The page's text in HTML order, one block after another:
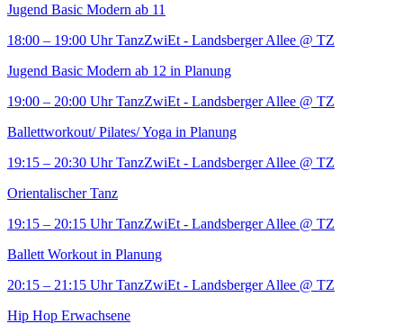
Jugend Basic Modern ab 11
18:00 – 19:00 Uhr TanzZwiEt - Landsberger Allee @ TZ
Jugend Basic Modern ab 12 in Planung
19:00 – 20:00 Uhr TanzZwiEt - Landsberger Allee @ TZ
Ballettworkout/ Pilates/ Yoga in Planung
19:15 – 20:30 Uhr TanzZwiEt - Landsberger Allee @ TZ
Orientalischer Tanz
19:15 – 20:15 Uhr TanzZwiEt - Landsberger Allee @ TZ
Ballett Workout in Planung
20:15 – 21:15 Uhr TanzZwiEt - Landsberger Allee @ TZ
Hip Hop Erwachsene